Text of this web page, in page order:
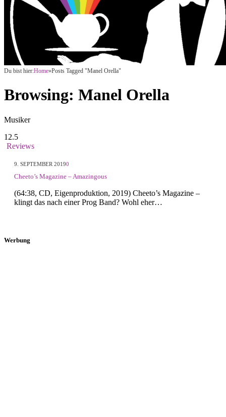
Du bist hier:Home»Posts Tagged "Manel Orella"
Browsing: Manel Orella
Musiker
12.5
Reviews
9. SEPTEMBER 20190
Cheeto’s Magazine – Amazingous
(64:38, CD, Eigenproduktion, 2019) Cheeto’s Magazine –
klingt das nach einer Prog Band? Wohl eher…
Werbung